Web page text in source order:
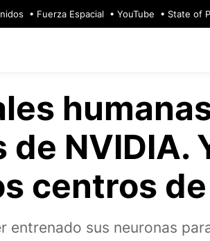
Fuerza Espacial YouTube State of
NVIDIA.
centros
entrenado sus neuronas